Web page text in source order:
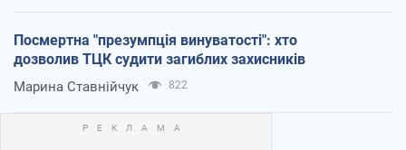
Посмертна "презумпція винуватості": хто
дозволив ТЦК судити загиблих захисників
Марина Ставнійчук 822